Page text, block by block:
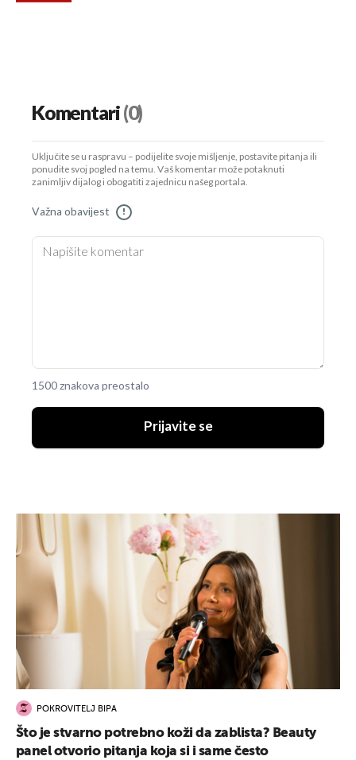
Komentari(0)
Uključite se u raspravu – podijelite svoje mišljenje, postavite pitanja ili
ponudite svoj pogled na temu. Vaš komentar može potaknuti
zanimljiv dijalog i obogatiti zajednicu našeg portala.
Važna obavijest !
1500 znakova preostalo
Prijavite se
POKROVITELJ BIPA
Što je stvarno potrebno koži da zablista? Beauty
panel otvorio pitanja koja si i same često